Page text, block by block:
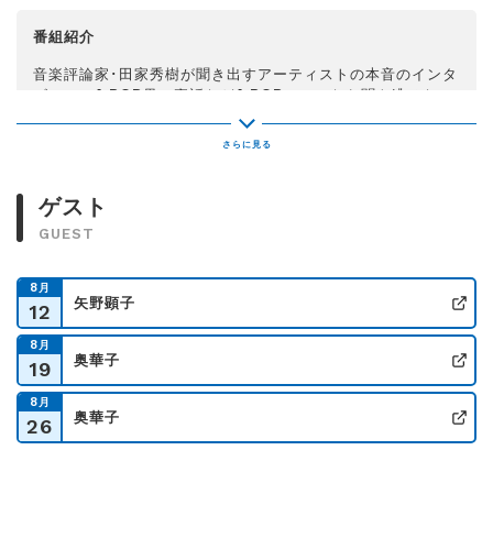
番組紹介
音楽評論家･田家秀樹が聞き出すアーティストの本音のインタ
ビュー、
J-POP界の裏話などJ-POPファンなら聞き逃せない
ゲスト
GUEST
8月
12
矢野顕子
8月
19
奥華子
8月
26
奥華子